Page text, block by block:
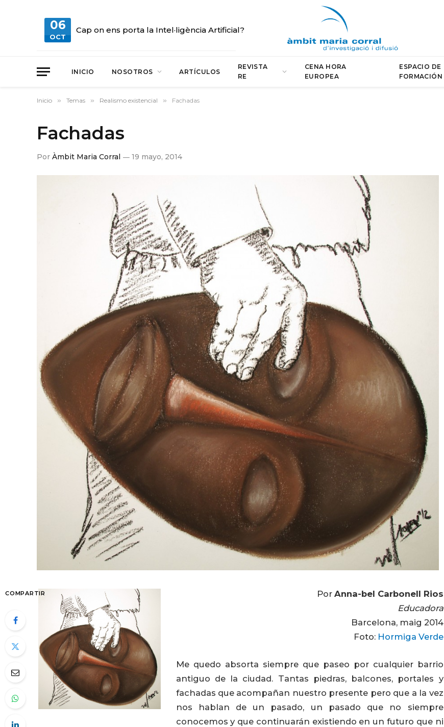
06
OCT
Cap on ens porta la Intel·ligència Artificial?
INICIO NOSOTROS ARTÍCULOS
REVISTA
RE
CENA HORA
EUROPEA
ESPACIO DE
FORMACIÓN
Inicio » Temas » Realismo existencial » Fachadas
Fachadas
Por Àmbit Maria Corral 19 mayo, 2014
COMPARTIR Por Anna-bel Carbonell Rios
Educadora
Barcelona, maig 2014
Foto: Hormiga Verde
Me quedo absorta siempre que paseo por cualquier barrio
antiguo de la ciudad. Tantas piedras, balcones, portales y
fachadas que acompañan nuestro presente pero que a la vez
nos hablan de un pasado, un pasado que no siempre
conocemos y que continuarán existiendo en un futuro que ni